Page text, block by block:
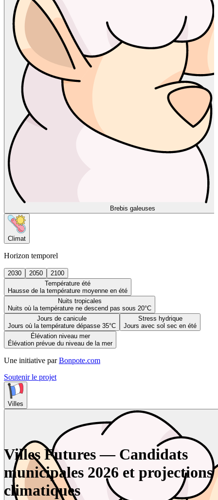
Brebis galeuses
Climat
Horizon temporel
2030 2050
2100
Température été
Hausse de la température moyenne en été
Nuits tropicales
Nuits où la température ne descend pas sous 20°C
Jours de canicule
Jours où la température dépasse 35°C
Stress hydrique
Jours avec sol sec en été
Élévation niveau mer
Élévation prévue du niveau de la mer
Une initiative par Bonpote.com
Soutenir le projet
Villes
Villes Futures — Candidats
municipales 2026 et projections
climatiques